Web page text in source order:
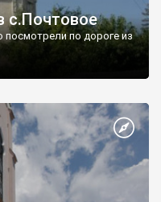
с.Почтовое
по дороге из